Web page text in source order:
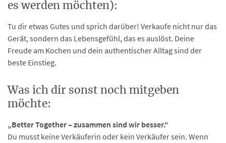
es werden möchten):
Tu dir etwas Gutes und sprich darüber! Verkaufe nicht nur das
Gerät, sondern das Lebensgefühl, das es auslöst. Deine
Freude am Kochen und dein authentischer Alltag sind der
beste Einstieg.
Was ich dir sonst noch mitgeben
möchte:
„Better Together – zusammen sind wir besser.“
Du musst keine Verkäuferin oder kein Verkäufer sein. Wenn